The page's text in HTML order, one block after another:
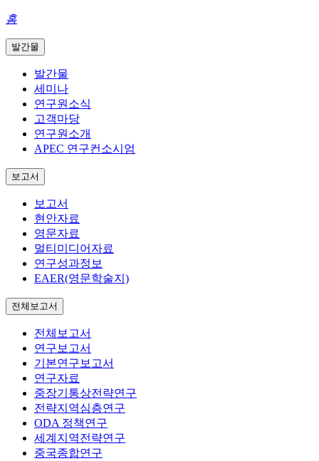
홈
발간물
발간물
세미나
연구원소식
고객마당
연구원소개
APEC 연구컨소시엄
보고서
보고서
현안자료
영문자료
멀티미디어자료
연구성과정보
EAER(영문학술지)
전체보고서
전체보고서
연구보고서
기본연구보고서
연구자료
중장기통상전략연구
전략지역심층연구
ODA 정책연구
세계지역전략연구
중국종합연구